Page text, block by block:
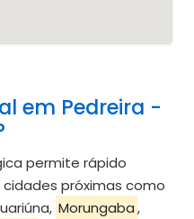
em Pedreira -
permite rápido
próximas como
Morungaba,